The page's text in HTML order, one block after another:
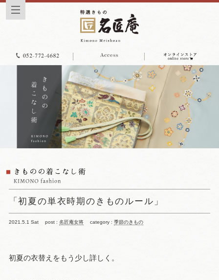
「初夏の単衣時期のきものルール」
2021.5.1 Sat post : 名匠庵女将 category : 季節のきもの
初夏の衣替えをもう少し詳しく。